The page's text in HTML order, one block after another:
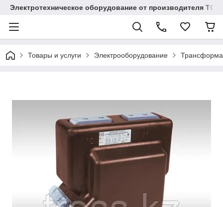
Электротехническое оборудование от производителя TOO
Товары и услуги Электрооборудование